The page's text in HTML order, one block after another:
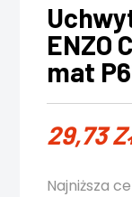
ENZO
mat
29,73
Najniższa